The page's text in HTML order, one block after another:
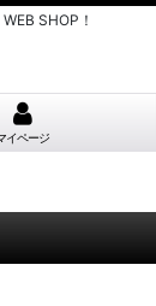
SHOP！
イページ